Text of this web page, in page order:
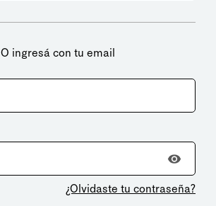
O ingresá con tu email
¿Olvidaste tu contraseña?